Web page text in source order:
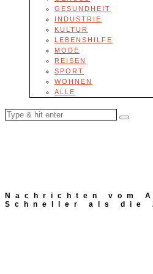
GESUNDHEIT
INDUSTRIE
KULTUR
LEBENSHILFE
MODE
REISEN
SPORT
WOHNEN
ALLE
Nachrichten vom
Schneller als die